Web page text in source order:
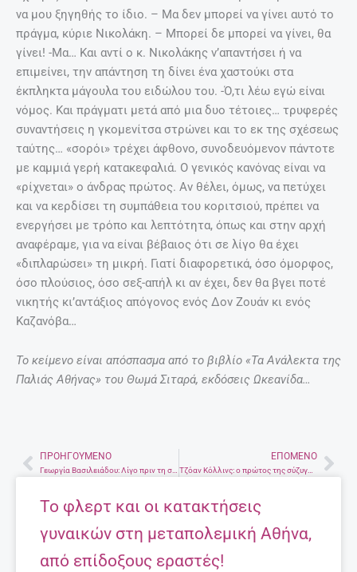
να μου ξηγηθής το ίδιο. – Μα δεν μπορεί να γίνει αυτό το
πράγμα, κύριε Νικολάκη. – Μπορεί δε μπορεί να γίνει, θα
γίνει! -Μα… Και αντί ο κ. Νικολάκης ν’απαντήσει ή να
επιμείνει, την απάντηση τη δίνει ένα χαστούκι στα
έκπληκτα μάγουλα του ειδώλου του. -Ό,τι λέω εγώ είναι
νόμος. Και πράγματι μετά από μια δυο τέτοιες… τρυφερές
συναντήσεις η γκομενίτσα στρώνει και το εκ της σχέσεως
ταύτης… «σορόι» τρέχει άφθονο, συνοδευόμενον πάντοτε
με καμμιά γερή κατακεφαλιά. Ο γενικός κανόνας είναι να
«ρίχνεται» ο άνδρας πρώτος. Αν θέλει, όμως, να πετύχει
και να κερδίσει τη συμπάθεια του κοριτσιού, πρέπει να
ενεργήσει με τρόπο και λεπτότητα, όπως και στην αρχή
αναφέραμε, για να είναι βέβαιος ότι σε λίγο θα έχει
«διπλαρώσει» τη μικρή. Γιατί διαφορετικά, όσο όμορφος,
όσο πλούσιος, όσο σεξ-απήλ κι αν έχει, δεν θα βγει ποτέ
νικητής κι’αντάξιος απόγονος ενός Δον Ζουάν κι ενός
Καζανόβα…
Το κείμενο είναι απόσπασμα από το βιβλίο «Τα Ανάλεκτα της
Παλιάς Αθήνας» του Θωμά Σιταρά, εκδόσεις Ωκεανίδα…
PrevΠΡΟΗΓΟΎΜΕΝΟ
Γεωργία Βασιλειάδου: Λίγο πριν τη σύνταξη, απογειώθηκε η καριέρα της.
ΕΠΌΜΕΝΟ
Τζόαν Κόλλινς: ο πρώτος της σύζυγος ήθελε να την πουλήσει σε σεΐχη για μία νύχτα…
Το φλερτ και οι κατακτήσεις
γυναικών στη μεταπολεμική Αθήνα,
από επίδοξους εραστές!